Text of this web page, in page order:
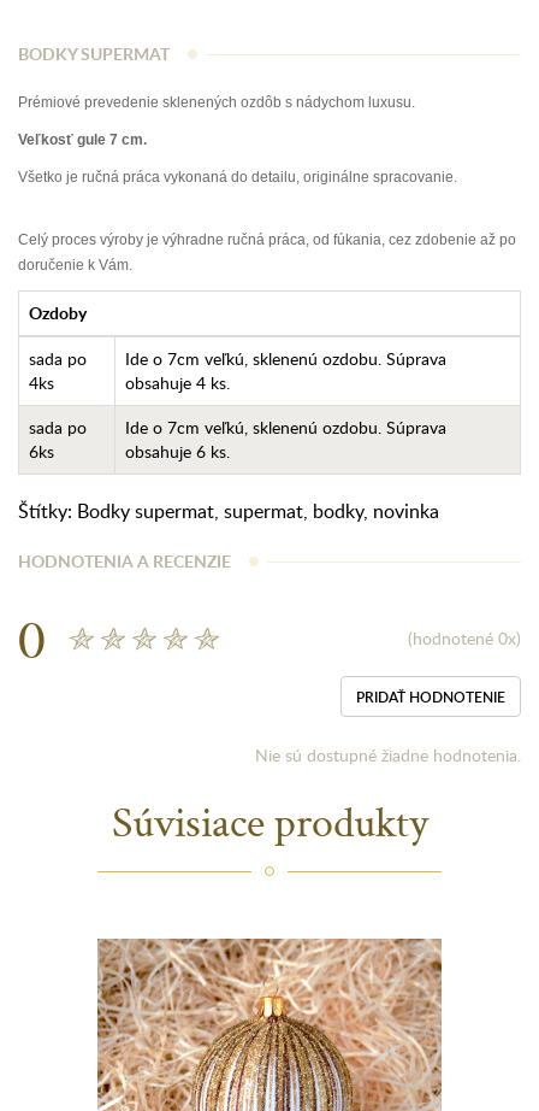
BODKY SUPERMAT
Prémiové prevedenie sklenených ozdôb s nádychom luxusu.
Veľkosť gule 7 cm.
Všetko je ručná práca vykonaná do detailu, originálne spracovanie.
Celý proces výroby je výhradne ručná práca, od fúkania, cez zdobenie až po
doručenie k Vám.
Ozdoby
sada po
4ks
Ide o 7cm veľkú, sklenenú ozdobu. Súprava
obsahuje 4 ks.
sada po
6ks
Ide o 7cm veľkú, sklenenú ozdobu. Súprava
obsahuje 6 ks.
Štítky: Bodky supermat, supermat, bodky, novinka
HODNOTENIA A RECENZIE
0 (hodnotené 0x)
PRIDAŤ HODNOTENIE
Nie sú dostupné žiadne hodnotenia.
Súvisiace produkty